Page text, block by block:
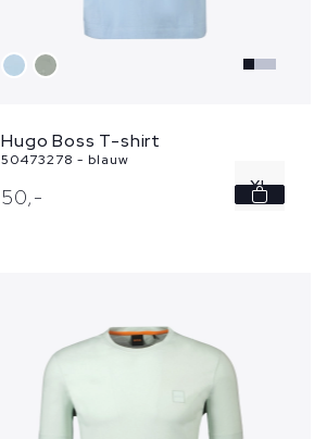
Hugo Boss T-shirt
50473278 - blauw
50,- XL